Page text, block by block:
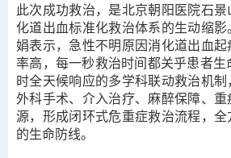
此次成功救治，是北京朝阳医院石
化道出血标准化救治体系的生动缩
娟表示，急性不明原因消化道出血
率高，每一秒救治时间都关乎患者
时全天候响应的多学科联动救治机制
外科手术、介入治疗、麻醉保障、
源，形成闭环式危重症救治流程，
的生命防线。